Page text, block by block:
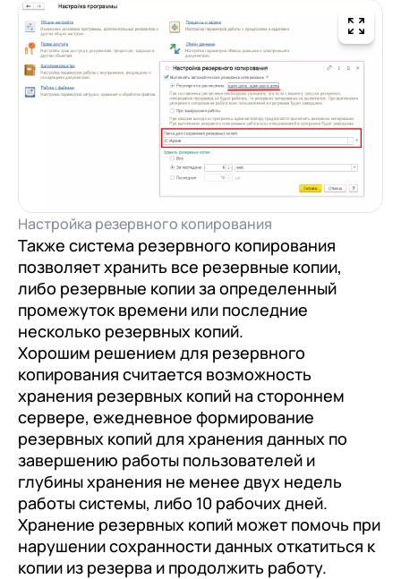
Настройка резервного копирования
Также система резервного копирования
позволяет хранить все резервные копии,
либо резервные копии за определенный
промежуток времени или последние
несколько резервных копий.
Хорошим решением для резервного
копирования считается возможность
хранения резервных копий на стороннем
сервере, ежедневное формирование
резервных копий для хранения данных по
завершению работы пользователей и
глубины хранения не менее двух недель
работы системы, либо 10 рабочих дней.
Хранение резервных копий может помочь при
нарушении сохранности данных откатиться к
копии из резерва и продолжить работу.